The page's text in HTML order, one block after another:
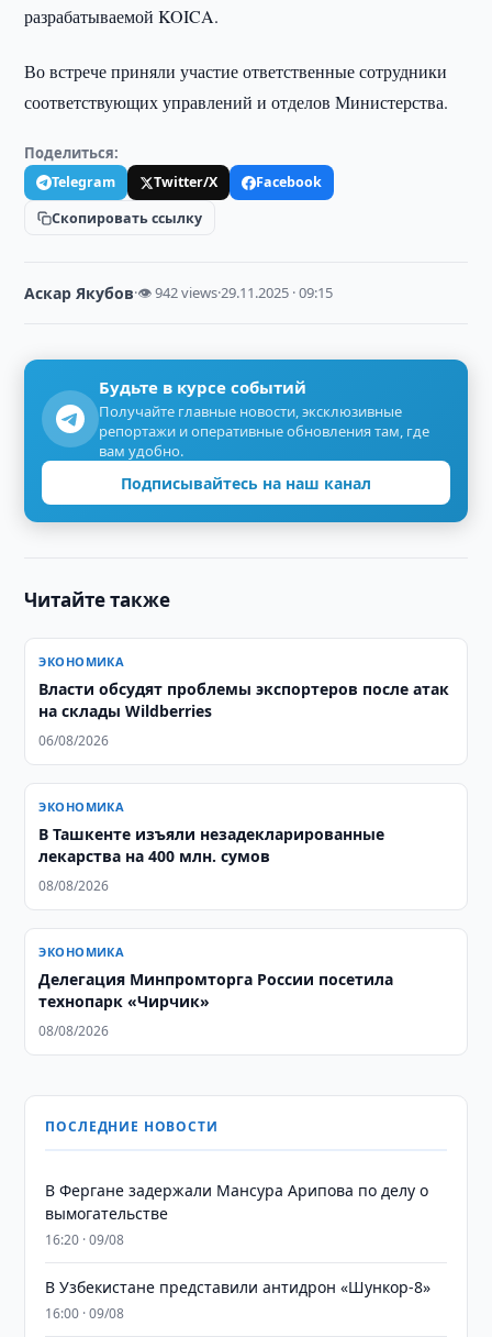
разрабатываемой KOICA.
Во встрече приняли участие ответственные сотрудники
соответствующих управлений и отделов Министерства.
Поделиться:
Telegram Twitter/X
Facebook
Скопировать ссылку
Аскар Якубов·👁 942 views·29.11.2025 · 09:15
Будьте в курсе событий
Получайте главные новости, эксклюзивные
репортажи и оперативные обновления там, где
вам удобно.
Подписывайтесь на наш канал
Читайте также
ЭКОНОМИКА
Власти обсудят проблемы экспортеров после атак
на склады Wildberries
06/08/2026
ЭКОНОМИКА
​​​​​​​В Ташкенте изъяли незадекларированные
лекарства на 400 млн. сумов
08/08/2026
ЭКОНОМИКА
Делегация Минпромторга России посетила
технопарк «Чирчик»
08/08/2026
ПОСЛЕДНИЕ НОВОСТИ
В Фергане задержали Мансура Арипова по делу о
вымогательстве
16:20 · 09/08
В Узбекистане представили антидрон «Шункор-8»
16:00 · 09/08